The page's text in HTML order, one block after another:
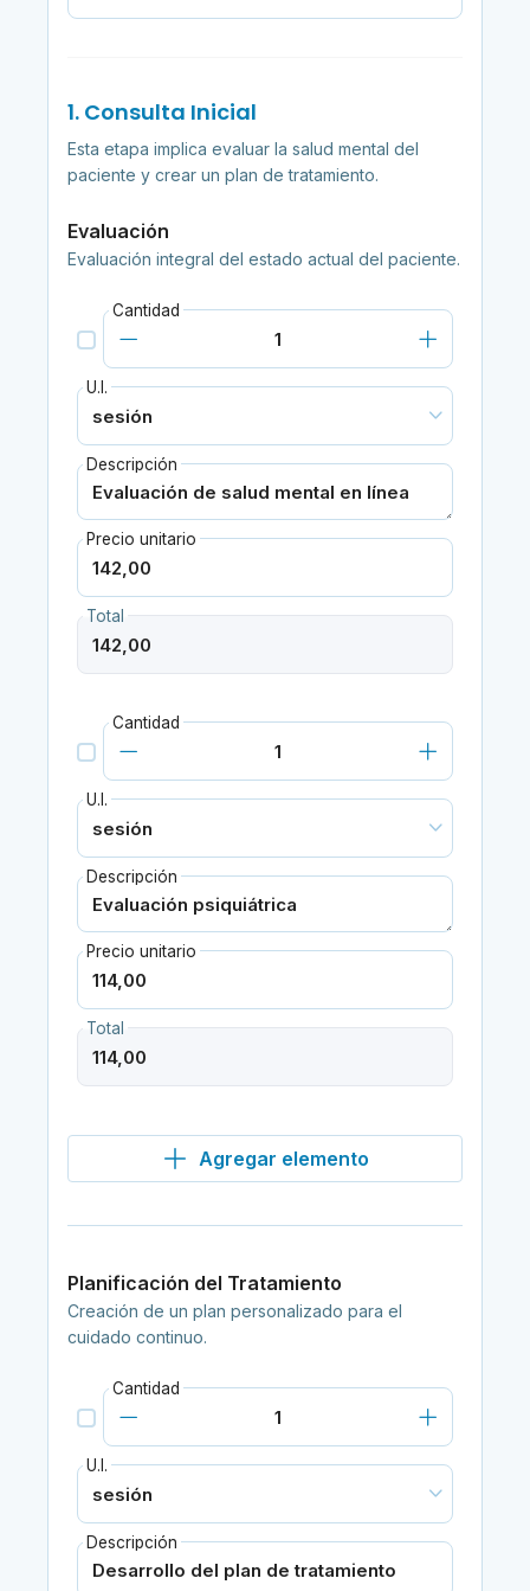
1. Consulta Inicial
Esta etapa implica evaluar la salud mental del
paciente y crear un plan de tratamiento.
Evaluación
Evaluación integral del estado actual del paciente.
Cantidad
U.I.
Descripción
Precio unitario
Total
Cantidad
U.I.
Descripción
Precio unitario
Total
Agregar elemento
Planificación del Tratamiento
Creación de un plan personalizado para el
cuidado continuo.
Cantidad
U.I.
Descripción